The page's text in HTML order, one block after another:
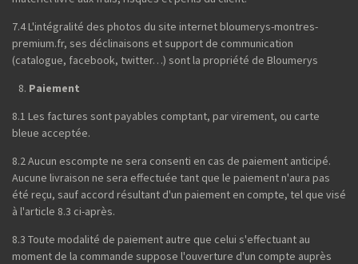
7.4 L'intégralité des photos du site internet bloumerys-montres-
premium.fr, ses déclinaisons et support de communication
(catalogue, facebook, twitter…) sont la propriété de Bloumerys
Paiement
8.1 Les factures sont payables comptant, par virement, ou carte
bleue acceptée.
8.2 Aucun escompte ne sera consenti en cas de paiement anticipé.
Aucune livraison ne sera effectuée tant que le paiement n'aura pas
été reçu, sauf accord résultant d'un paiement en compte, tel que visé
à l'article 8.3 ci-après.
8.3 Toute modalité de paiement autre que celui s'effectuant au
moment de la commande suppose l'ouverture d'un compte auprès